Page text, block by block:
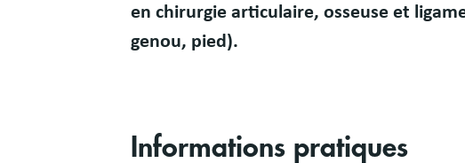
Présentation
enchirurgie articulaire, osseuse et
genou, pied).
Informations pratiques